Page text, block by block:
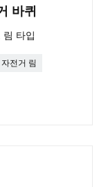
바퀴
타입
전거 림